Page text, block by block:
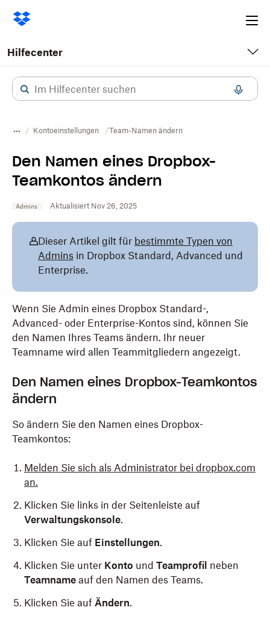
Hilfecenter
Kontoeinstellungen Team-Namen ändern
Den Namen eines Dropbox-
Teamkontos ändern
Admins Aktualisiert Nov 26, 2025
Dieser Artikel gilt für bestimmte Typen von
Admins in Dropbox Standard, Advanced und
Enterprise.
Wenn Sie Admin eines Dropbox Standard-,
Advanced- oder Enterprise-Kontos sind, können Sie
den Namen Ihres Teams ändern. Ihr neuer
Teamname wird allen Teammitgliedern angezeigt.
Den Namen eines Dropbox-Teamkontos
ändern
So ändern Sie den Namen eines Dropbox-
Teamkontos:
Melden Sie sich als Administrator bei dropbox.com
an.
Klicken Sie links in der Seitenleiste auf
Verwaltungskonsole.
Klicken Sie auf Einstellungen.
Klicken Sie unter Konto und Teamprofil neben
Teamname auf den Namen des Teams.
Klicken Sie auf Ändern.